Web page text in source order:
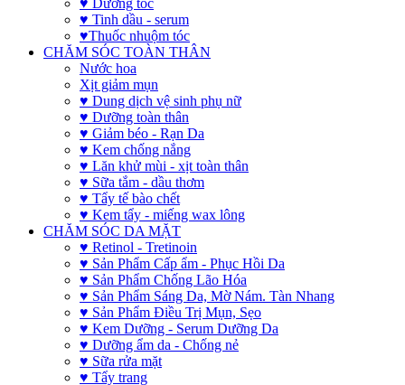
♥ Dưỡng tóc
♥ Tinh dầu - serum
♥Thuốc nhuộm tóc
CHĂM SÓC TOÀN THÂN
Nước hoa
Xịt giảm mụn
♥ Dung dịch vệ sinh phụ nữ
♥ Dưỡng toàn thân
♥ Giảm béo - Rạn Da
♥ Kem chống nắng
♥ Lăn khử mùi - xịt toàn thân
♥ Sữa tắm - dầu thơm
♥ Tẩy tế bào chết
♥ Kem tẩy - miếng wax lông
CHĂM SÓC DA MẶT
♥ Retinol - Tretinoin
♥ Sản Phẩm Cấp ẩm - Phục Hồi Da
♥ Sản Phẩm Chống Lão Hóa
♥ Sản Phẩm Sáng Da, Mờ Nám. Tàn Nhang
♥ Sản Phẩm Điều Trị Mụn, Sẹo
♥ Kem Dưỡng - Serum Dưỡng Da
♥ Dưỡng ẩm da - Chống nẻ
♥ Sữa rửa mặt
♥ Tẩy trang